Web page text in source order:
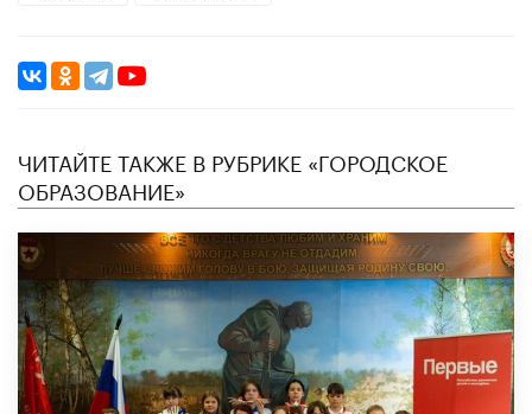
ЧИТАЙТЕ ТАКЖЕ В РУБРИКЕ «ГОРОДСКОЕ
ОБРАЗОВАНИЕ»